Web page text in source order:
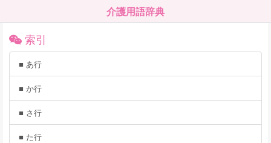
介護用語辞典
索引
■ あ行
■ か行
■ さ行
■ た行